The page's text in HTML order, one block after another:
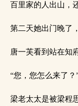
百里家的人出山，
第二天她出门晚了
唐一芙看到站在知
“您，您怎么来了？
梁老太太是被梁程